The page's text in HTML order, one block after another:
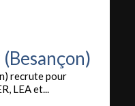
recrute pour
LEA et...